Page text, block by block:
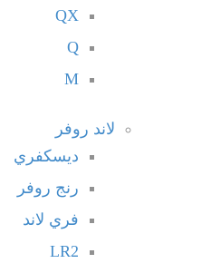
QX
Q
M
لاند روفر
ديسكفري
رنج روفر
فري لاند
LR2